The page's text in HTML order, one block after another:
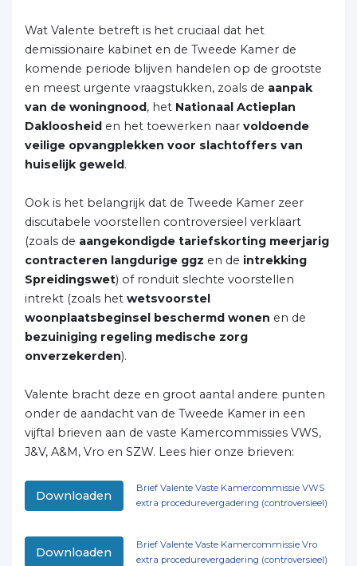
Wat Valente betreft is het cruciaal dat het
demissionaire kabinet en de Tweede Kamer de
komende periode blijven handelen op de grootste
en meest urgente vraagstukken, zoals de aanpak
van de woningnood, het Nationaal Actieplan
Dakloosheid en het toewerken naar voldoende
veilige opvangplekken voor slachtoffers van
huiselijk geweld.
Ook is het belangrijk dat de Tweede Kamer zeer
discutabele voorstellen controversieel verklaart
(zoals de aangekondigde tariefskorting meerjarig
contracteren langdurige ggz en de intrekking
Spreidingswet) of ronduit slechte voorstellen
intrekt (zoals het wetsvoorstel
woonplaatsbeginsel beschermd wonen en de
bezuiniging regeling medische zorg
onverzekerden).
Valente bracht deze en groot aantal andere punten
onder de aandacht van de Tweede Kamer in een
vijftal brieven aan de vaste Kamercommissies VWS,
J&V, A&M, Vro en SZW. Lees hier onze brieven:
Brief Valente Vaste Kamercommissie VWS
extra procedurevergadering (controversieel)
Downloaden
Brief Valente Vaste Kamercommissie Vro
extra procedurevergadering (controversieel)
Downloaden